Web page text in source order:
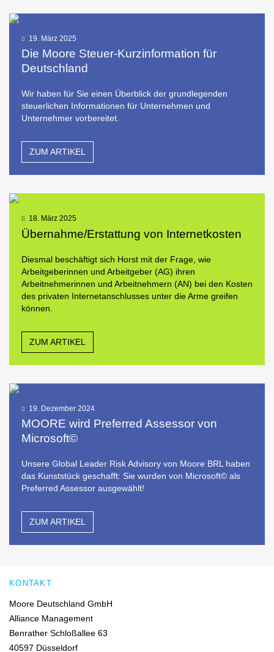
19. März 2025
Die Moore Steuer-Kurzinformation für
Deutschland
Wir haben für Sie einen Überblick der grundlegenden
steuerlichen Informationen für Unternehmen und
Unternehmer vorbereitet.
ZUM ARTIKEL
18. März 2025
Übernahme/Erstattung von Internetkosten
Diesmal beschäftigt sich Horst mit der Frage, wie
Arbeitgeberinnen und Arbeitgeber (AG) ihren
Arbeitnehmerinnen und Arbeitnehmern (AN) bei den Kosten
des privaten Internetanschlusses unter die Arme greifen
können.
ZUM ARTIKEL
19. Dezember 2024
MOORE wird Preferred Assessor von
Microsoft©
Unsere Global Leader Risk Advisory von Moore BRL haben
das Kunststück geschafft: Sie wurden von Microsoft© als
Preferred Assessor ausgewählt!
ZUM ARTIKEL
KONTAKT
Moore Deutschland GmbH
Alliance Management
Benrather Schloßallee 63
40597 Düsseldorf